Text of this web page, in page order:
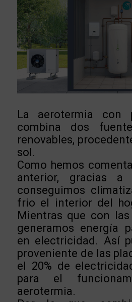
La aerotermia con
combina dos
renovables,
sol.
Como hemos
anterior, gracias a
conseguimos
frio el interior del
Mientras que con
generamos energía
en electricidad. Así
proveniente de las
el 20% de
para el
aerotermia.